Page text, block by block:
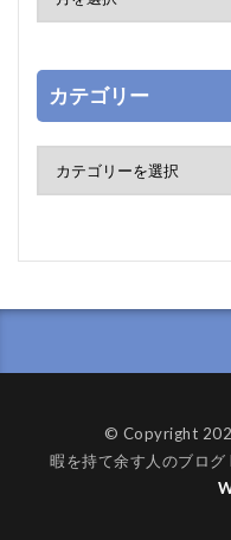
カテゴリー
© Copyright
暇を持て余す人のブログ